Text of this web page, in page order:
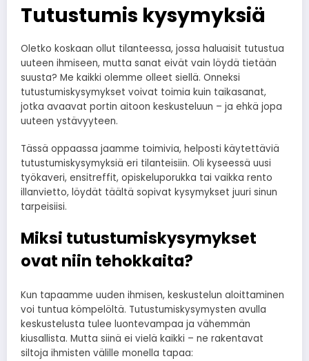
Tutustumis kysymyksiä
Oletko koskaan ollut tilanteessa, jossa haluaisit tutustua
uuteen ihmiseen, mutta sanat eivät vain löydä tietään
suusta? Me kaikki olemme olleet siellä. Onneksi
tutustumiskysymykset voivat toimia kuin taikasanat,
jotka avaavat portin aitoon keskusteluun – ja ehkä jopa
uuteen ystävyyteen.
Tässä oppaassa jaamme toimivia, helposti käytettäviä
tutustumiskysymyksiä eri tilanteisiin. Oli kyseessä uusi
työkaveri, ensitreffit, opiskeluporukka tai vaikka rento
illanvietto, löydät täältä sopivat kysymykset juuri sinun
tarpeisiisi.
Miksi tutustumiskysymykset
ovat niin tehokkaita?
Kun tapaamme uuden ihmisen, keskustelun aloittaminen
voi tuntua kömpelöltä. Tutustumiskysymysten avulla
keskustelusta tulee luontevampaa ja vähemmän
kiusallista. Mutta siinä ei vielä kaikki – ne rakentavat
siltoja ihmisten välille monella tapaa: